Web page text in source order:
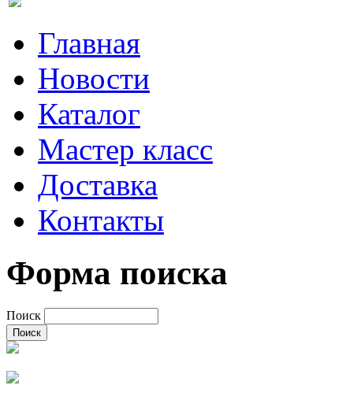
Главная
Новости
Каталог
Мастер класс
Доставка
Контакты
Форма поиска
Поиск